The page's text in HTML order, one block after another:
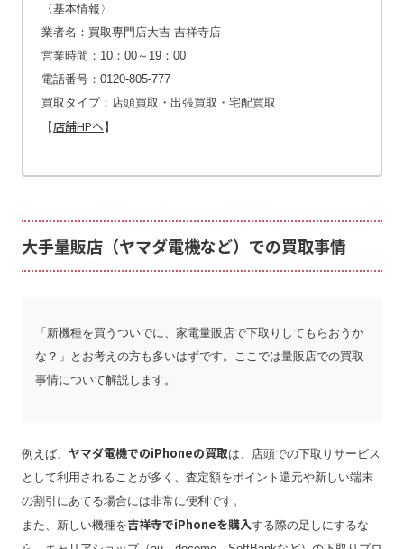
〈基本情報〉
業者名：買取専門店大吉 吉祥寺店
営業時間：10：00～19：00
電話番号：0120-805-777
買取タイプ：店頭買取・出張買取・宅配買取
【 店舗HPへ】
大手量販店（ヤマダ電機など）での買取事情
「新機種を買うついでに、家電量販店で下取りしてもらおうか
な？」とお考えの方も多いはずです。ここでは量販店での買取
事情について解説します。
例えば、 ヤマダ電機でのiPhoneの買取は、店頭での下取りサービス
として利用されることが多く、査定額をポイント還元や新しい端末
の割引にあてる場合には非常に便利です。
また、新しい機種を吉祥寺でiPhoneを購入する際の足しにするな